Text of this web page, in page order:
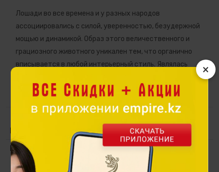
×
Лошади во все времена и у разных народов
ассоциировались с силой, уверенностью, безудержной
мощью и динамикой. Образ этого величественного и
грациозного животного уникален тем, что органично
вписывается в любой интерьерный стиль. Являлась
являлась символом устремленности, победы и богатства.
Коллекция
Tulpar
Материал
Уникальная технология
художественной печати на стекле с
серебрением.